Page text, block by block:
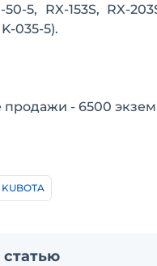
5, RX-153S, RX-
035-5).
- 6500